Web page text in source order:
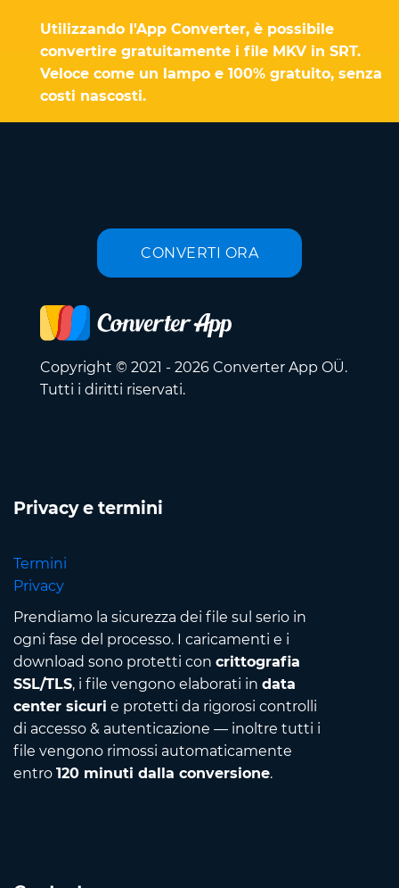
Utilizzando l'App Converter, è possibile
convertire gratuitamente i file MKV in SRT.
Veloce come un lampo e 100% gratuito, senza
costi nascosti.
CONVERTI ORA
Copyright © 2021 - 2026 Converter App OÜ.
Tutti i diritti riservati.
Privacy e termini
Termini
Privacy
Prendiamo la sicurezza dei file sul serio in
ogni fase del processo. I caricamenti e i
download sono protetti con crittografia
SSL/TLS, i file vengono elaborati in data
center sicuri e protetti da rigorosi controlli
di accesso & autenticazione — inoltre tutti i
file vengono rimossi automaticamente
entro 120 minuti dalla conversione.